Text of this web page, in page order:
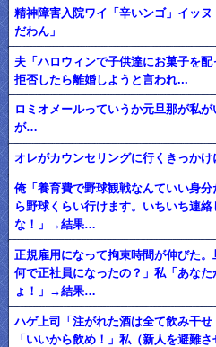
精神障害入院ワイ「辛いンゴ」イッ
だわん」
夫「ハロウィンで子供達にお菓子を
拒否したら離婚しようと言われ...
ロミオメールっていうか元旦那が私
が…
オレがカウンセリングに行くきっか
俺「養育費で野球観戦なんていい身
ら野球くらい行けます。いちいち連
な！」→結果…
正規雇用になって拘束時間が伸びた
何で正社員になったの？」私「あな
ょ！」→結果…
ハゲ上司「注がれた酒は全て飲み干
「いいから飲め！」私（新人を避